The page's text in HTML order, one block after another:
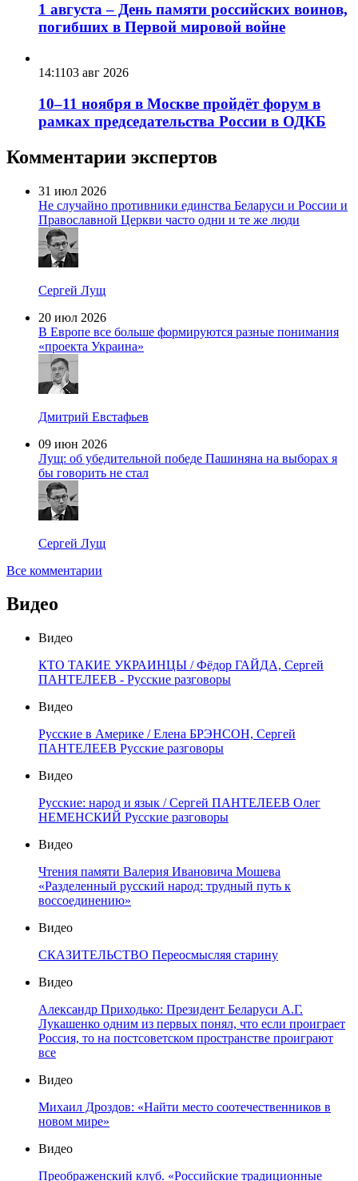
1 августа – День памяти российских воинов,
погибших в Первой мировой войне
14:1103 авг 2026
10–11 ноября в Москве пройдёт форум в
рамках председательства России в ОДКБ
Комментарии экспертов
31 июл 2026
Не случайно противники единства Беларуси и России и
Православной Церкви часто одни и те же люди
Сергей Лущ
20 июл 2026
В Европе все больше формируются разные понимания
«проекта Украина»
Дмитрий Евстафьев
09 июн 2026
Лущ: об убедительной победе Пашиняна на выборах я
бы говорить не стал
Сергей Лущ
Все комментарии
Видео
Видео
КТО ТАКИЕ УКРАИНЦЫ / Фёдор ГАЙДА, Сергей
ПАНТЕЛЕЕВ - Русские разговоры
Видео
Русские в Америке / Елена БРЭНСОН, Сергей
ПАНТЕЛЕЕВ Русские разговоры
Видео
Русские: народ и язык / Сергей ПАНТЕЛЕЕВ Олег
НЕМЕНСКИЙ Русские разговоры
Видео
Чтения памяти Валерия Ивановича Мошева
«Разделенный русский народ: трудный путь к
воссоединению»
Видео
СКАЗИТЕЛЬСТВО Переосмысляя старину
Видео
Александр Приходько: Президент Беларуси А.Г.
Лукашенко одним из первых понял, что если проиграет
Россия, то на постсоветском пространстве проиграют
все
Видео
Михаил Дроздов: «Найти место соотечественников в
новом мире»
Видео
Преображенский клуб. «Российские традиционные